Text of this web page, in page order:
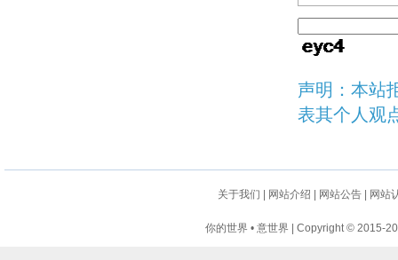
声明：本站
表其个人观
关于我们 网站介绍 网站公告 网站
你的世界 • 意世界 | Copyright © 2015-